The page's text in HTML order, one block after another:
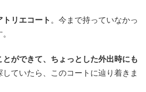
トリエコート 。今まで持っていなかっ
ができて、ちょっとした外出時にも
していたら、このコートに辿り着きま